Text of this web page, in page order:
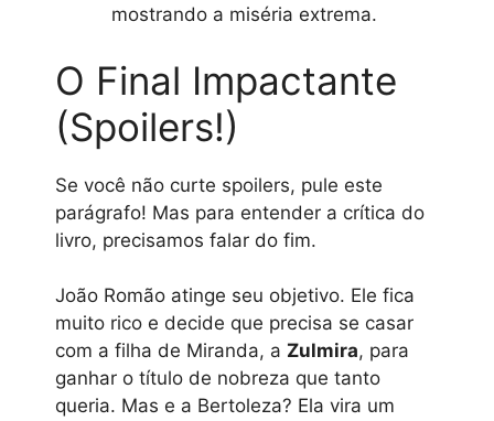
mostrando a miséria extrema.
O Final Impactante
(Spoilers!)
Se você não curte spoilers, pule este
parágrafo! Mas para entender a crítica do
livro, precisamos falar do fim.
João Romão atinge seu objetivo. Ele fica
muito rico e decide que precisa se casar
com a filha de Miranda, a Zulmira, para
ganhar o título de nobreza que tanto
queria. Mas e a Bertoleza? Ela vira um